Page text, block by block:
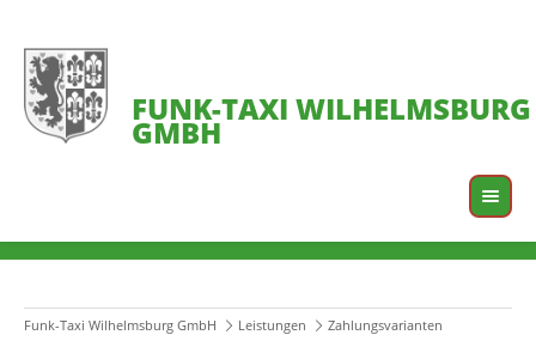
FUNK-TAXI WILHELMSBURG
GMBH
Funk-Taxi Wilhelmsburg GmbH Leistungen Zahlungsvarianten